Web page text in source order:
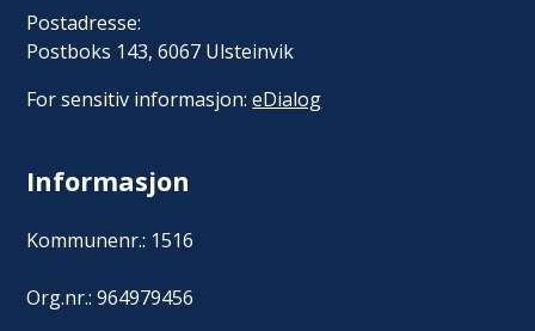
Postadresse:
Postboks 143, 6067 Ulsteinvik
For sensitiv informasjon:eDialog
Informasjon
Kommunenr.: 1516
Org.nr.: 964979456